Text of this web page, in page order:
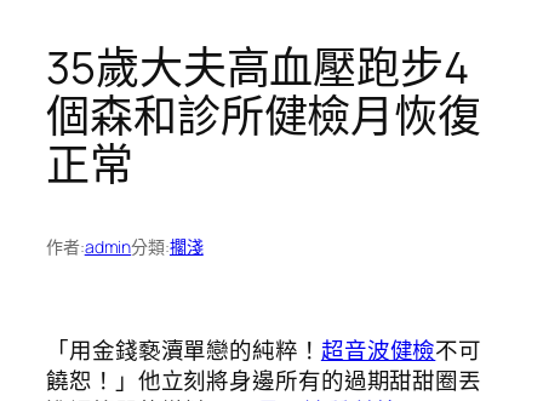
35歲大夫高血壓跑步4
個森和診所健檢月恢復
正常
作者:admin分類:擱淺
「用金錢褻瀆單戀的純粹！ 超音波健檢不可
饒恕！」他立刻將身邊所有的過期甜甜圈丟